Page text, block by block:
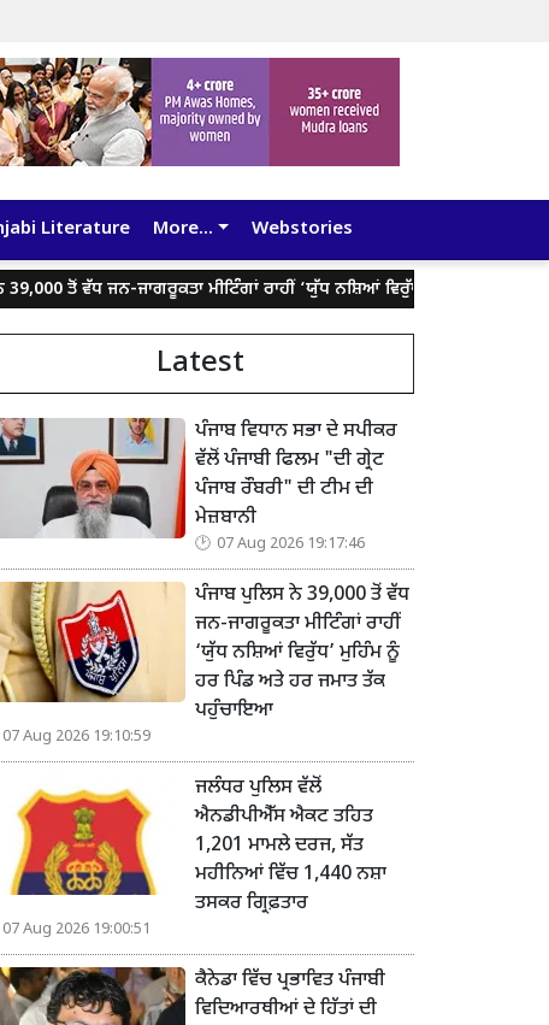
Literature More... Webstories
ਤੋਂ ਵੱਧ ਜਨ-ਜਾਗਰੂਕਤਾ ਮੀਟਿੰਗਾਂ ਰਾਹੀਂ ‘ਯੁੱਧ ਨਸ਼ਿਆਂ ਵਿਰੁੱਧ’ ਮੁਹਿੰਮ ਨੂੰ ਹਰ ਪਿੰਡ ਅਤੇ
Latest
ਪੰਜਾਬ ਵਿਧਾਨ ਸਭਾ ਦੇ ਸਪੀਕਰ
ਵੱਲੋਂ ਪੰਜਾਬੀ ਫਿਲਮ "ਦੀ ਗ੍ਰੇਟ
ਪੰਜਾਬ ਰੌਬਰੀ" ਦੀ ਟੀਮ ਦੀ
ਮੇਜ਼ਬਾਨੀ
07 Aug 2026 19:17:46
ਪੰਜਾਬ ਪੁਲਿਸ ਨੇ 39,000 ਤੋਂ ਵੱਧ
ਜਨ-ਜਾਗਰੂਕਤਾ ਮੀਟਿੰਗਾਂ ਰਾਹੀਂ
‘ਯੁੱਧ ਨਸ਼ਿਆਂ ਵਿਰੁੱਧ’ ਮੁਹਿੰਮ ਨੂੰ
ਹਰ ਪਿੰਡ ਅਤੇ ਹਰ ਜਮਾਤ ਤੱਕ
ਪਹੁੰਚਾਇਆ
07 Aug 2026 19:10:59
ਜਲੰਧਰ ਪੁਲਿਸ ਵੱਲੋਂ
ਐਨਡੀਪੀਐੱਸ ਐਕਟ ਤਹਿਤ
1,201 ਮਾਮਲੇ ਦਰਜ, ਸੱਤ
ਮਹੀਨਿਆਂ ਵਿੱਚ 1,440 ਨਸ਼ਾ
ਤਸਕਰ ਗ੍ਰਿਫ਼ਤਾਰ
07 Aug 2026 19:00:51
ਕੈਨੇਡਾ ਵਿੱਚ ਪ੍ਰਭਾਵਿਤ ਪੰਜਾਬੀ
ਵਿਦਿਆਰਥੀਆਂ ਦੇ ਹਿੱਤਾਂ ਦੀ